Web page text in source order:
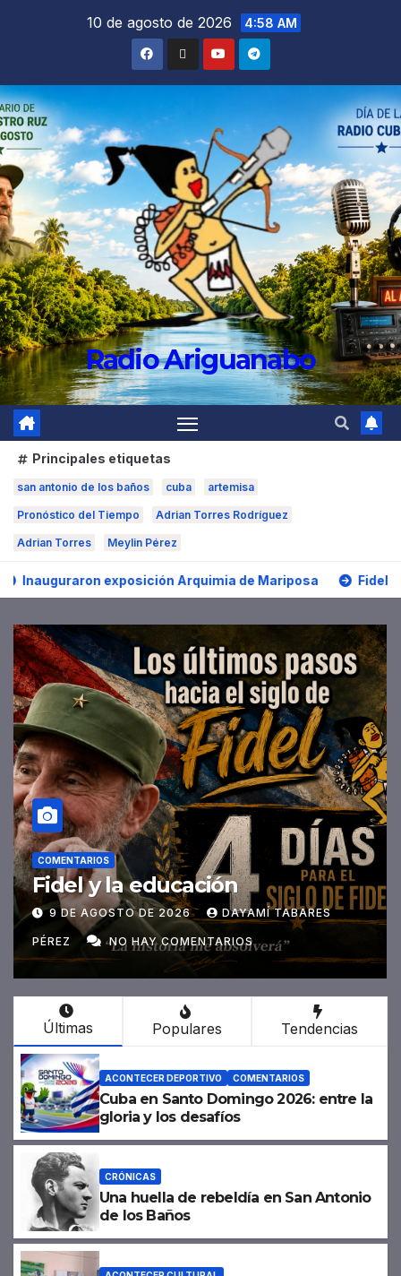
10 de agosto de 2026 4:58 AM
Radio Ariguanabo
Principales etiquetas
san antonio de los baños cuba artemisa
Pronóstico del Tiempo Adrian Torres Rodríguez
Adrian Torres Meylin Pérez
Arquimia de Mariposa Fidel y la educación
PRONÓSTICO DEL TIEMPO
Día cálido y lluvias en la tarde
9 DE AGOSTO DE 2026 ADMINISTRADOR
NO HAY COMENTARIOS
Últimas Populares Tendencias
ACONTECER DEPORTIVO COMENTARIOS
Cuba en Santo Domingo 2026: entre la
gloria y los desafíos
CRÓNICAS
Una huella de rebeldía en San Antonio
de los Baños